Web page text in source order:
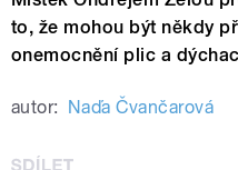
to, že mohou být někdy
onemocnění plic a
autor: Naďa Čvančarová